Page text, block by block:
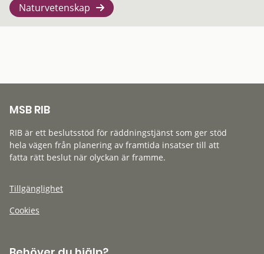
Naturvetenskap
MSB RIB
RIB är ett beslutsstöd för räddningstjänst som ger stöd
hela vägen från planering av framtida insatser till att
fatta rätt beslut när olyckan är framme.
Tillgänglighet
Cookies